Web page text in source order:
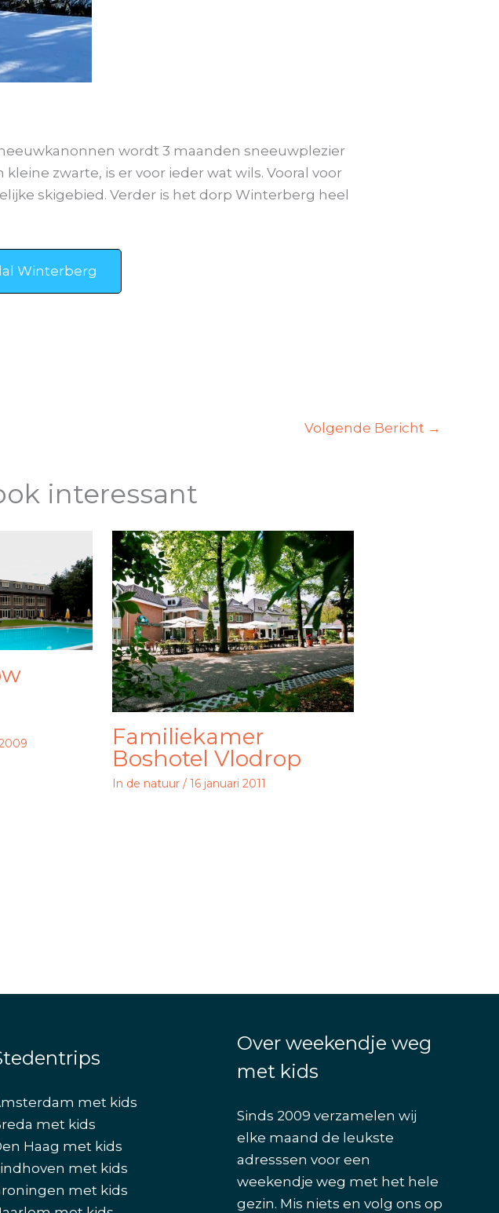
wordt 3 maanden sneeuwplezier
zwarte, is er voor ieder wat wils. Vooral voor
skigebied. Verder is het dorp Winterberg heel
Winterberg
Volgende Bericht →
interessant
Familiekamer
Boshotel Vlodrop
In de natuur/ 16 januari 2011
met kids
met kids
Haag met kids
met kids
met kids
Over weekendje weg
met kids
Sinds 2009 verzamelen wij
elke maand de leukste
adresssen voor een
weekendje weg met het hele
gezin. Mis niets en volg ons op